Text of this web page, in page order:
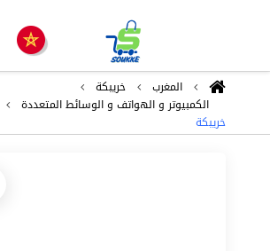
المغرب
خريبكة
الكمبيوتر و الهواتف و الوسائط المتعددة
خريبكة